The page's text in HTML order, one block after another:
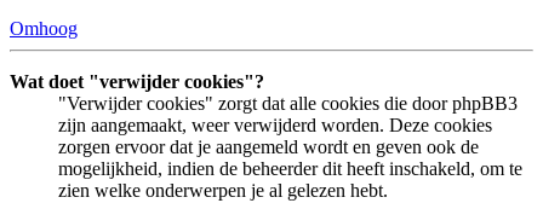
Omhoog
Wat doet "verwijder cookies"?
"Verwijder cookies" zorgt dat alle cookies die door phpBB3
zijn aangemaakt, weer verwijderd worden. Deze cookies
zorgen ervoor dat je aangemeld wordt en geven ook de
mogelijkheid, indien de beheerder dit heeft inschakeld, om te
zien welke onderwerpen je al gelezen hebt.